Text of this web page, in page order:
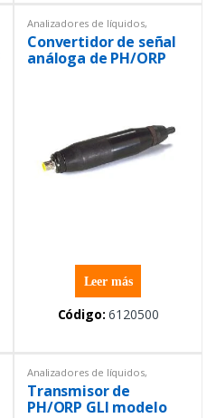
Analizadores de líquidos,
Instrumentación y Procesos
Sensores
Convertidor de señal
análoga de PH/ORP
diferencial a señal
Leer más
Código: 6120500
Analizadores de líquidos,
Instrumentación y Procesos
Sensores
Transmisor de
PH/ORP GLI modelo